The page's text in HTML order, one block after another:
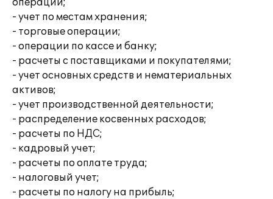
операций;
- учет по местам хранения;
- торговые операции;
- операции по кассе и банку;
- расчеты с поставщиками и покупателями;
- учет основных средств и нематериальных
активов;
- учет производственной деятельности;
- распределение косвенных расходов;
- расчеты по НДС;
- кадровый учет;
- расчеты по оплате труда;
- налоговый учет;
- расчеты по налогу на прибыль;